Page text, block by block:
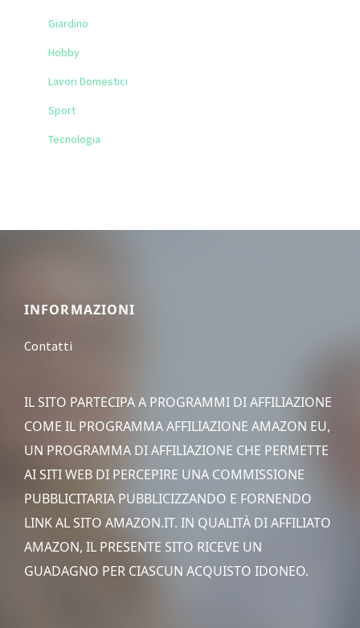
Giardino
Hobby
Lavori Domestici
Sport
Tecnologia
Footer
INFORMAZIONI
Contatti
IL SITO PARTECIPA A PROGRAMMI DI AFFILIAZIONE
COME IL PROGRAMMA AFFILIAZIONE AMAZON EU,
UN PROGRAMMA DI AFFILIAZIONE CHE PERMETTE
AI SITI WEB DI PERCEPIRE UNA COMMISSIONE
PUBBLICITARIA PUBBLICIZZANDO E FORNENDO
LINK AL SITO AMAZON.IT. IN QUALITÀ DI AFFILIATO
AMAZON, IL PRESENTE SITO RICEVE UN
GUADAGNO PER CIASCUN ACQUISTO IDONEO.